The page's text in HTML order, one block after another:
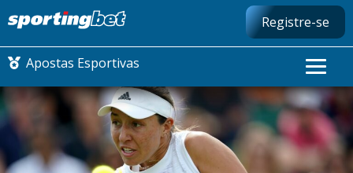
Registre-se
Apostas Esportivas
CONMEBOL LIBERTADORES